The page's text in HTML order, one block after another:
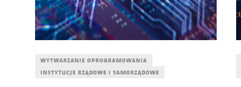
WYTWARZANIE OPROGRAMOWANIA
INSTYTUCJE RZĄDOWE I SAMORZĄDOWE